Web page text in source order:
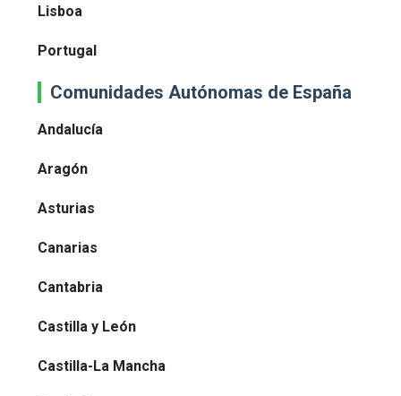
Lisboa
Portugal
Comunidades Autónomas de España
Andalucía
Aragón
Asturias
Canarias
Cantabria
Castilla y León
Castilla-La Mancha